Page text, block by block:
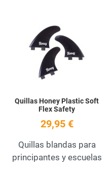
Quillas Honey Plastic Soft
Flex Safety
29,95 €
Quillas blandas para
principantes y escuelas